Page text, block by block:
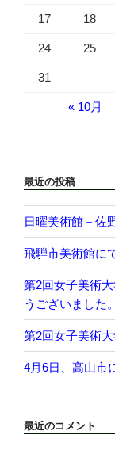
17 18
24 25
31
« 10月
最近の投稿
日曜美術館－佐
飛騨市美術館に
第2回女子美術
うございました。
第2回女子美術
4月6日、高山市
最近のコメント